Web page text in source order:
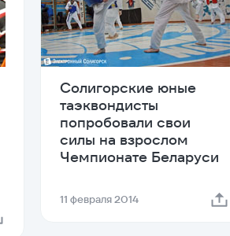
Солигорские юные
таэквондисты
попробовали свои
силы на взрослом
Чемпионате Беларуси
11 февраля 2014